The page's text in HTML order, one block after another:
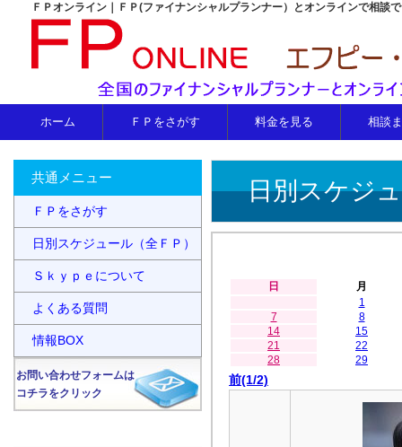
ＦＰオンライン｜ＦＰ(ファイナンシャルプランナー）とオンラインで相談
ホーム ＦＰをさがす 料金を見る 相談
日別スケジ
日
月
1
7
8
14
15
21
22
28
29
前(1/2)
共通メニュー
ＦＰをさがす
日別スケジュール（全ＦＰ）
Ｓｋｙｐｅについて
よくある質問
情報BOX
お問い合わせフォームは
コチラをクリック